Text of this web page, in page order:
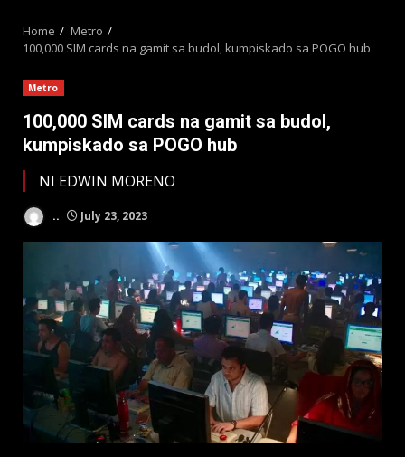
Home
Metro
100,000 SIM cards na gamit sa budol, kumpiskado sa POGO hub
Metro
100,000 SIM cards na gamit sa budol,
kumpiskado sa POGO hub
NI EDWIN MORENO
.. July 23, 2023